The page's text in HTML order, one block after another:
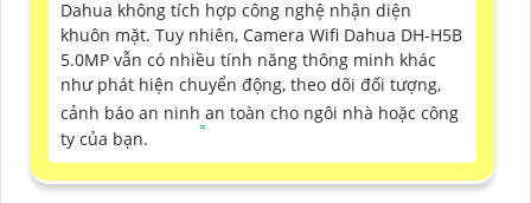
Dahua không tích hợp công nghệ nhận diện
khuôn mặt. Tuy nhiên, Camera Wifi Dahua DH-H5B
5.0MP vẫn có nhiều tính năng thông minh khác
như phát hiện chuyển động, theo dõi đối tượng,
cảnh báo an ninh an toàn cho ngôi nhà hoặc công
ty của bạn.